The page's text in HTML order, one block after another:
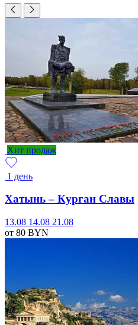
Хит продаж
1 день
Хатынь – Курган Славы
13.08 14.08 21.08
от 80 BYN